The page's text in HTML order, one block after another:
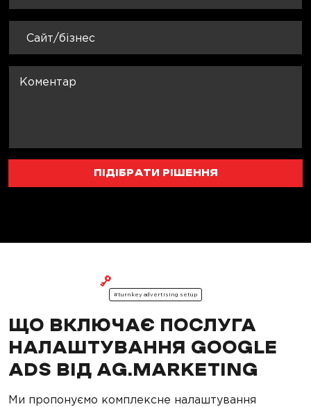
ПІДІБРАТИ РІШЕННЯ
#turnkey advertising setup
ЩО ВКЛЮЧАЄ ПОСЛУГА
НАЛАШТУВАННЯ GOOGLE
ADS ВІД AG.MARKETING
Ми пропонуємо комплексне налаштування